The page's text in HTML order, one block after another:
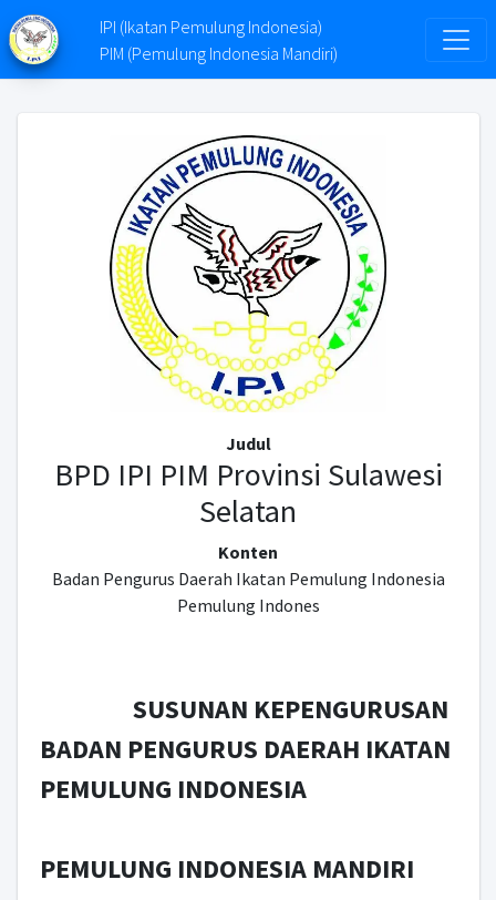
IPI (Ikatan Pemulung Indonesia)
PIM (Pemulung Indonesia Mandiri)
Judul
BPD IPI PIM Provinsi Sulawesi
Selatan
Konten
Badan Pengurus Daerah Ikatan Pemulung Indonesia
Pemulung Indones
SUSUNAN KEPENGURUSAN
BADAN PENGURUS DAERAH IKATAN
PEMULUNG INDONESIA
PEMULUNG INDONESIA MANDIRI